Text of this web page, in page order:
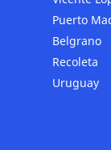
Puerto
Belgrano
Recoleta
Uruguay